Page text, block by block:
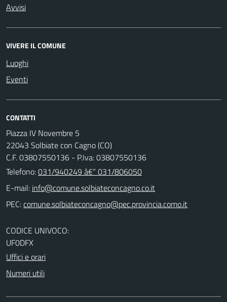
Avvisi
VIVERE IL COMUNE
Luoghi
Eventi
CONTATTI
Piazza IV Novembre 5
22043 Solbiate con Cagno (CO)
C.F. 03807550136 - P.Iva: 03807550136
Telefono:031/940249 â€“ 031/806050
E-mail:
PEC:
CODICE UNIVOCO:
UF0DFX
Uffici e orari
Numeri utili